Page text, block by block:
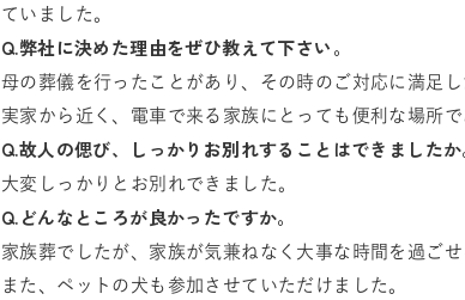
ていました。
Q.弊社に決めた理由をぜひ教えて下さい。
母の葬儀を行ったことがあり、その時のご対応に満足し
実家から近く、電車で来る家族にとっても便利な場所で
Q.故人の偲び、しっかりお別れすることはできましたか
大変しっかりとお別れできました。
Q.どんなところが良かったですか。
家族葬でしたが、家族が気兼ねなく大事な時間を過ご
また、ペットの犬も参加させていただけました。